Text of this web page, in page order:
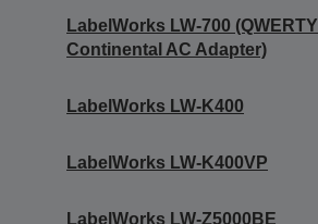
LabelWorks LW-700 (QWERTY
Continental AC Adapter)
LabelWorks LW-K400
LabelWorks LW-K400VP
LabelWorks LW-Z5000BE